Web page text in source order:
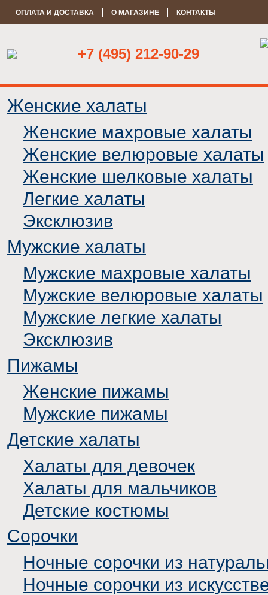
ОПЛАТА И ДОСТАВКА О МАГАЗИНЕ КОНТАКТЫ
+7 (495) 212-90-29
Женские халаты
Женские махровые халаты
Женские велюровые халаты
Женские шелковые халаты
Легкие халаты
Эксклюзив
Мужские халаты
Мужские махровые халаты
Мужские велюровые халаты
Мужские легкие халаты
Эксклюзив
Пижамы
Женские пижамы
Мужские пижамы
Детские халаты
Халаты для девочек
Халаты для мальчиков
Детские костюмы
Сорочки
Ночные сорочки из
Ночные сорочки из